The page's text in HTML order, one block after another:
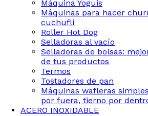
Máquina Yoguis
Máquinas para hacer
cuchuflí
Roller Hot Dog
Selladoras al vacío
Selladoras de bolsas:
de tus productos
Termos
Tostadores de pan
Máquinas wafleras
por fuera, tierno por
ACERO INOXIDABLE